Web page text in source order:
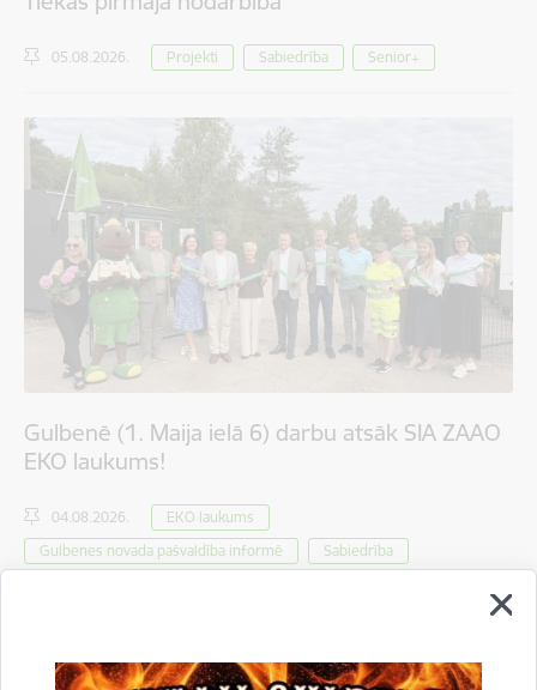
05.08.2026. Projekti Sabiedrība Senior+
Gulbenē (1. Maija ielā 6) darbu atsāk SIA ZAAO
EKO laukums!
04.08.2026.
EKO laukums
Gulbenes novada pašvaldība informē
Sabiedrība